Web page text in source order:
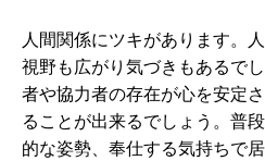
人間関係にツキがあります。
視野も広がり気づきもあるで
者や協力者の存在が心を安定
ることが出来るでしょう。普
的な姿勢、奉仕する気持ちで